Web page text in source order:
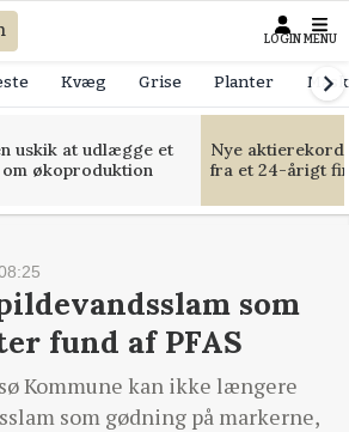
LOGIN MENU
Kvæg Grise Planter
uskik at udlægge et
økoproduktion
Nye
fra et 24-årigt
som
fund af PFAS
Kommune kan ikke længere
som gødning på markerne,